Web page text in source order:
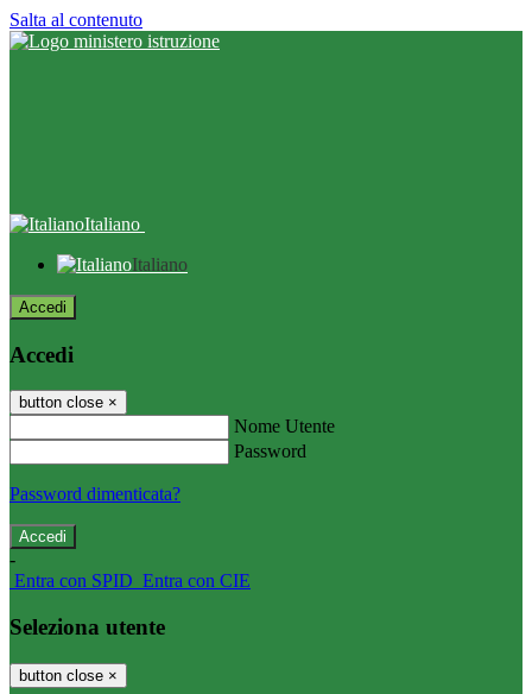
Salta al contenuto
Italiano
Italiano
Accedi
Accedi
button close ×
Nome Utente
Password
Password dimenticata?
-
Entra con SPID Entra con CIE
Seleziona utente
button close ×